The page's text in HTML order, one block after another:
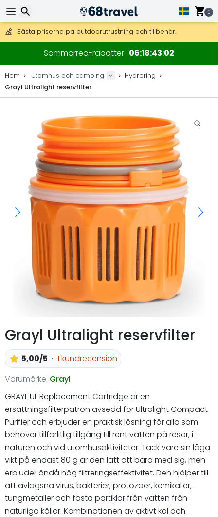
0
DHL Express över natten är också tillgängligt.
30 dagar för retur, 90 dagar för träkartor och dekorationer.
Bästa priserna på outdoorutrustning och tillbehör.
Sommarrea-rabatter 06184301
Hem Utomhus och camping
Hydrering
Grayl Ultralight reservfilter
Grayl Ultralight reservfilter
5,00/5
1 kundrecension
Varumärke: Grayl
GRAYL UL Replacement Cartridge är en
ersättningsfilterpatron avsedd för Ultralight Compact
Purifier och erbjuder en praktisk lösning för alla som
behöver tillförlitlig tillgång till rent vatten på resor, i
naturen och vid utomhusaktiviteter. Tack vare sin låga
vikt på endast 80 g är den lätt att bära med sig, men
erbjuder ändå hög filtreringseffektivitet. Den hjälper till
att avlägsna virus, bakterier, protozoer, kemikalier,
tungmetaller och fasta partiklar från vatten från
naturliga källor. Kombinationen av aktivt kol och